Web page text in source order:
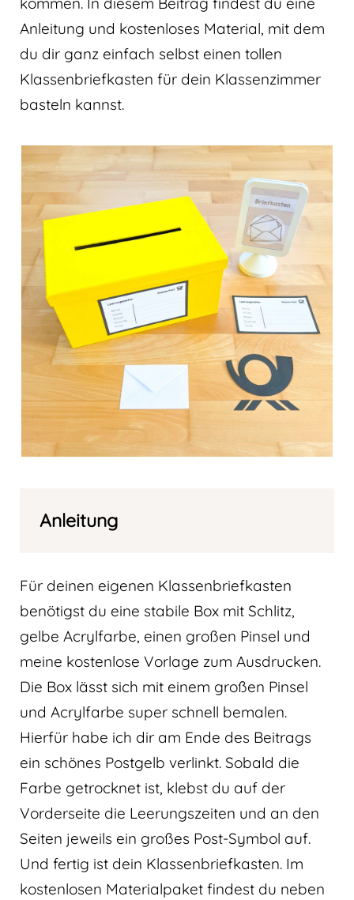
Anleitung und kostenloses Material, mit dem
du dir ganz einfach selbst einen tollen
Klassenbriefkasten für dein Klassenzimmer
basteln kannst.
Anleitung
Für deinen eigenen Klassenbriefkasten
benötigst du eine stabile Box mit Schlitz,
gelbe Acrylfarbe, einen großen Pinsel und
meine kostenlose Vorlage zum Ausdrucken.
Die Box lässt sich mit einem großen Pinsel
und Acrylfarbe super schnell bemalen.
Hierfür habe ich dir am Ende des Beitrags
ein schönes Postgelb verlinkt. Sobald die
Farbe getrocknet ist, klebst du auf der
Vorderseite die Leerungszeiten und an den
Seiten jeweils ein großes Post-Symbol auf.
Und fertig ist dein Klassenbriefkasten. Im
kostenlosen Materialpaket findest du neben